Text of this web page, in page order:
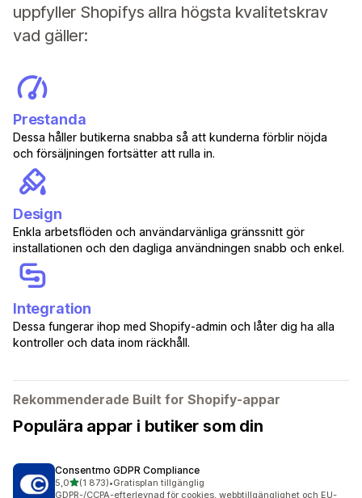
uppfyller Shopifys allra högsta kvalitetskrav
vad gäller:
Prestanda
Dessa håller butikerna snabba så att kunderna förblir nöjda
och försäljningen fortsätter att rulla in.
Design
Enkla arbetsflöden och användarvänliga gränssnitt gör
installationen och den dagliga användningen snabb och enkel.
Integration
Dessa fungerar ihop med Shopify-admin och låter dig ha alla
kontroller och data inom räckhåll.
Rekommenderade Built for Shopify-appar
Populära appar i butiker som din
Consentmo GDPR Compliance
5,0av 5 stjärnor
(1 873)
1873 recensioner totalt
•Gratisplan tillgänglig
GDPR-/CCPA-efterlevnad för cookies, webbtillgänglighet och EU-